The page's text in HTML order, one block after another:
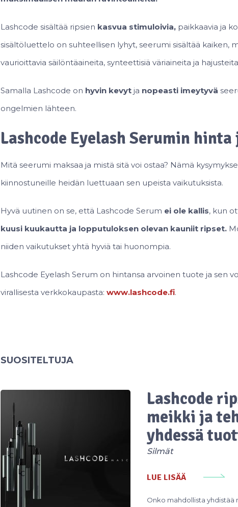
Lashcode sisältää ripsien kasvua stimuloivia, paikkaavia ja
sisältöluettelo on suhteellisen lyhyt, seerumi sisältää kaiken,
vaurioittavia säilöntäaineita, synteettisiä väriaineita ja
Samalla Lashcode on hyvin kevyt ja nopeasti imeytyvä
ongelmien lähteen.
Lashcode Eyelash Serumin hinta
Mitä seerumi maksaa ja mistä sitä voi ostaa? Nämä
kiinnostuneille heidän luettuaan sen upeista vaikutuksista.
Hyvä uutinen on se, että Lashcode Serum ei ole kallis, kun
kuusi kuukautta ja lopputuloksen olevan kauniit ripset.
niiden vaikutukset yhtä hyviä tai huonompia.
Lashcode Eyelash Serum on hintansa arvoinen tuote ja sen
virallisesta verkkokaupasta: www.lashcode.fi.
SUOSITELTUJA
Lashcode
meikki ja
yhdessä
Silmät
LUE LISÄÄ
Onko mahdollista yhdistää